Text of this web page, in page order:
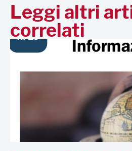
Leggi altri
correlati